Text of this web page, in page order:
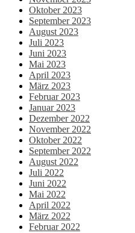
Oktober 2023
September 2023
August 2023
Juli 2023
Juni 2023
Mai 2023
April 2023
März 2023
Februar 2023
Januar 2023
Dezember 2022
November 2022
Oktober 2022
September 2022
August 2022
Juli 2022
Juni 2022
Mai 2022
April 2022
März 2022
Februar 2022